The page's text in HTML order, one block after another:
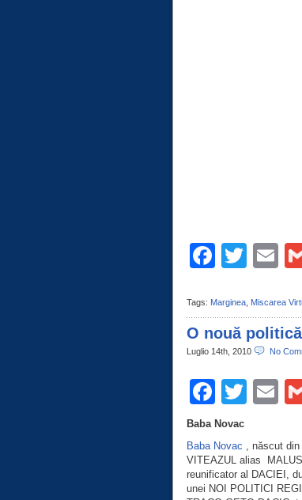
Tags: Marginea, Miscarea
O nouă
Luglio 14th, 2010 No
Baba Novac
Baba Novac , născut
VITEAZUL alias
reunificator al DACIEI,
unei NOI POLITICI